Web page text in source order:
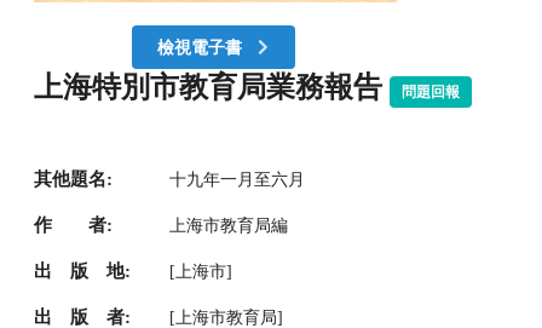
檢視電子書
上海特別市教育局業務報告 問題回報
其他題名: 十九年一月至六月
作 者: 上海市教育局編
出 版 地: [上海市]
出 版 者: [上海市教育局]